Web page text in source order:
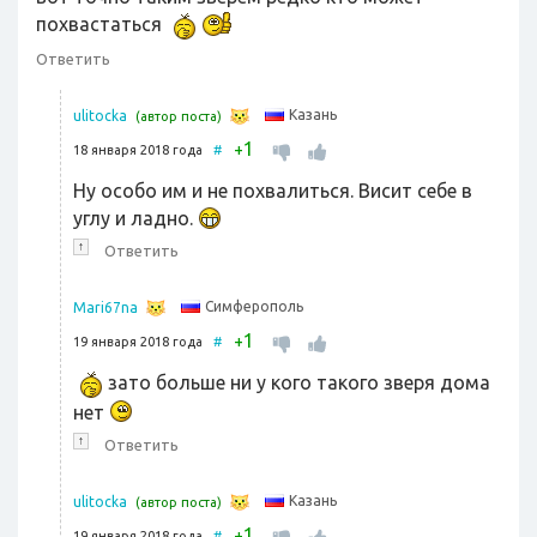
похвастаться
Ответить
ulitocka (автор поста) Казань
18 января 2018 года # +1
Ну особо им и не похвалиться. Висит себе в
углу и ладно.
↑ Ответить
Mari67na Симферополь
19 января 2018 года # +1
зато больше ни у кого такого зверя дома
нет
↑ Ответить
ulitocka (автор поста) Казань